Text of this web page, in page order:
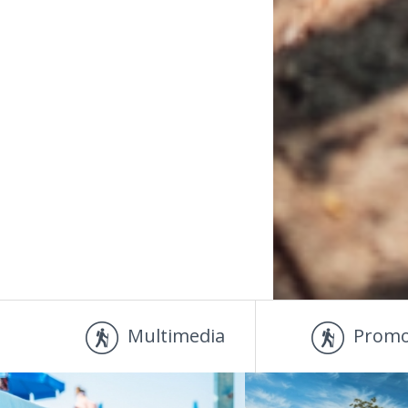
Multimedia